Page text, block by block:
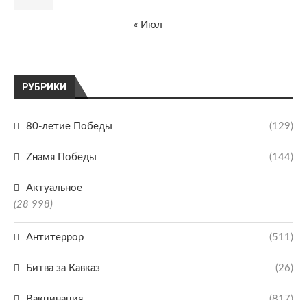
РУБРИКИ
80-летие Победы (129)
Zнамя Победы (144)
Актуальное
(28 998)
Антитеррор (511)
Битва за Кавказ (26)
« Июл